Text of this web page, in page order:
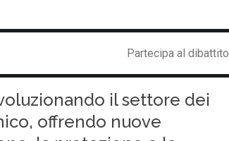
Partecipa al dibattito
il settore dei
offrendo nuove